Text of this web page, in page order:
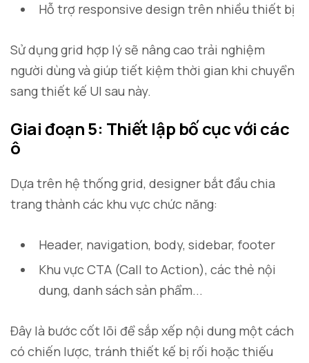
Hỗ trợ responsive design trên nhiều thiết bị
Sử dụng grid hợp lý sẽ nâng cao trải nghiệm
người dùng và giúp tiết kiệm thời gian khi chuyển
sang thiết kế UI sau này.
Giai đoạn 5: Thiết lập bố cục với các
ô
Dựa trên hệ thống grid, designer bắt đầu chia
trang thành các khu vực chức năng:
Header, navigation, body, sidebar, footer
Khu vực CTA (Call to Action), các thẻ nội
dung, danh sách sản phẩm...
Đây là bước cốt lõi để sắp xếp nội dung một cách
có chiến lược, tránh thiết kế bị rối hoặc thiếu